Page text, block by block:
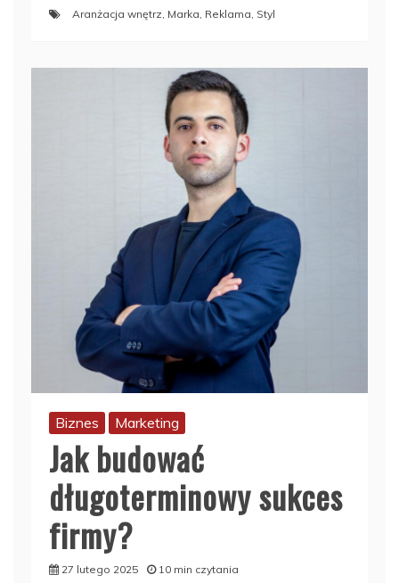
Aranżacja wnętrz Marka Reklama Styl
Biznes Marketing
Jak budować
długoterminowy sukces
firmy?
27 lutego 2025 10 min czytania